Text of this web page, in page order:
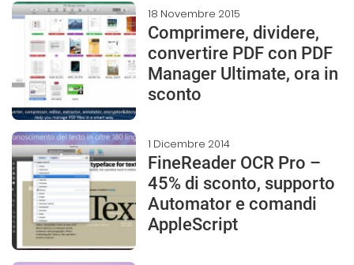
18 Novembre 2015
Comprimere, dividere,
convertire PDF con PDF
Manager Ultimate, ora in
sconto
1 Dicembre 2014
FineReader OCR Pro –
45% di sconto, supporto
Automator e comandi
AppleScript